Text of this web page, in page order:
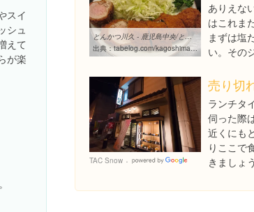
とんかつ川久 - 鹿児島中央/とんかつ [食べログ]
出典：tabelog.com/kagoshima/A4601/A460101/46000246
ありえな
はこれま
まずは塩
い。その
TAC Snow
Google
売り切
ランチタ
伺った際
近くにも
りここで
きましょ
スイ
シュ
えて
が楽